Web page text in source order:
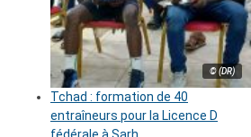
© (DR)
Tchad : formation de 40
entraîneurs pour la Licence D